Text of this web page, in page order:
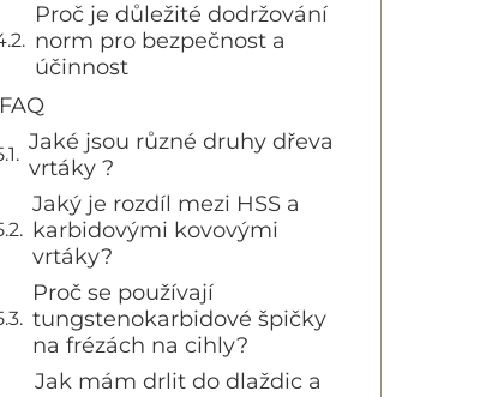
Proč je důležité dodržování
norm pro bezpečnost a
účinnost
FAQ
Jaké jsou různé druhy dřeva
vrtáky ?
Jaký je rozdíl mezi HSS a
karbidovými kovovými
vrtáky?
Proč se používají
tungstenokarbidové špičky
na frézách na cihly?
Jak mám drlit do dlaždic a